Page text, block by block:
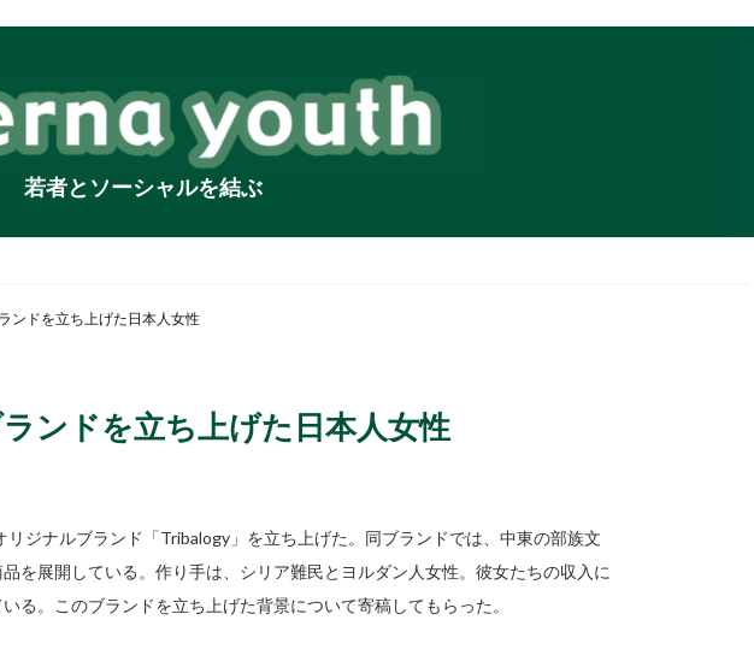
若者とソーシャルを結ぶ
ンドを立ち上げた日本人女性
ンドを立ち上げた日本人女性
ジナルブランド「Tribalogy」を立ち上げた。同ブランドでは、中東の部族文
を展開している。作り手は、シリア難民とヨルダン人女性。彼女たちの収入に
る。このブランドを立ち上げた背景について寄稿してもらった。